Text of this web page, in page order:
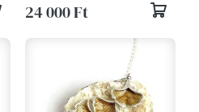
24 000 Ft